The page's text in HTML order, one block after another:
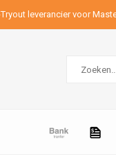
leverancier voor